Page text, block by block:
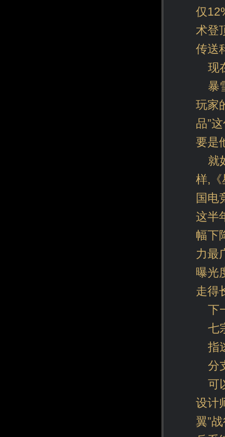
仅
术登
传送
现
暴
玩家
品”
要是
就
样,《
国电
这半
幅下
力最
曝光
走得
下
七
指
分
可
设计
翼”